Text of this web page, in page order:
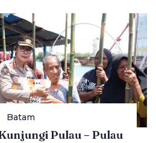
Batam
Pulau – Pulau